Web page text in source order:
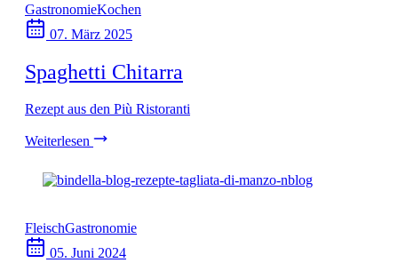
GastronomieKochen
07. März 2025
Spaghetti Chitarra
Rezept aus den Più Ristoranti
Weiterlesen
FleischGastronomie
05. Juni 2024